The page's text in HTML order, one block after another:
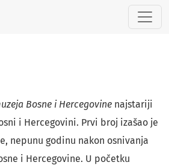
muzeja Bosne i
Bosne i Hercegovine najstariji
i Hercegovini. Prvi broj izašao je
nepunu godinu nakon osnivanja
i Hercegovine. U početku